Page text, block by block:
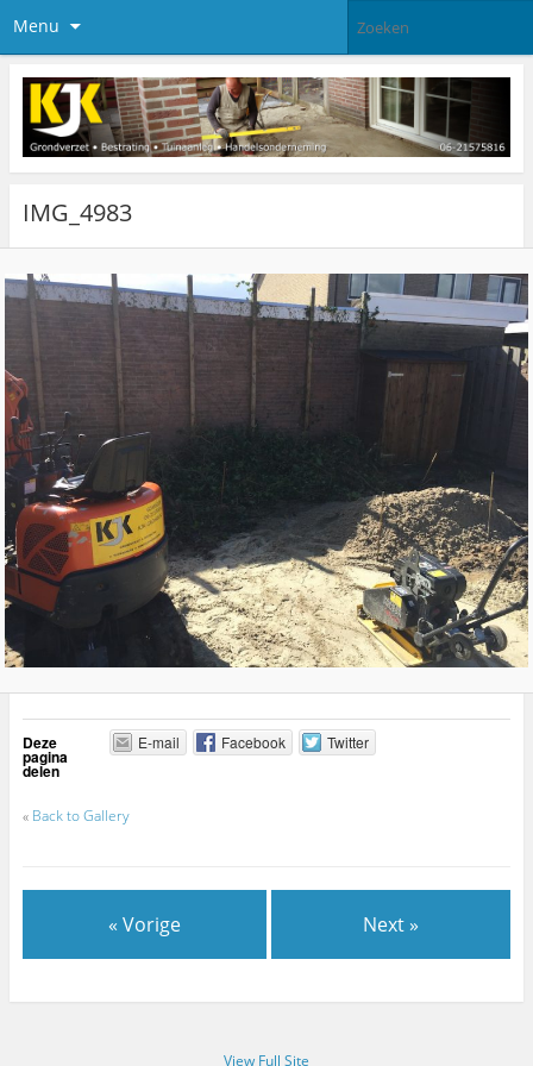
Menu
IMG_4983
Deze
pagina
delen
E-mail Facebook Twitter
« Back to Gallery
« Vorige Next »
View Full Site